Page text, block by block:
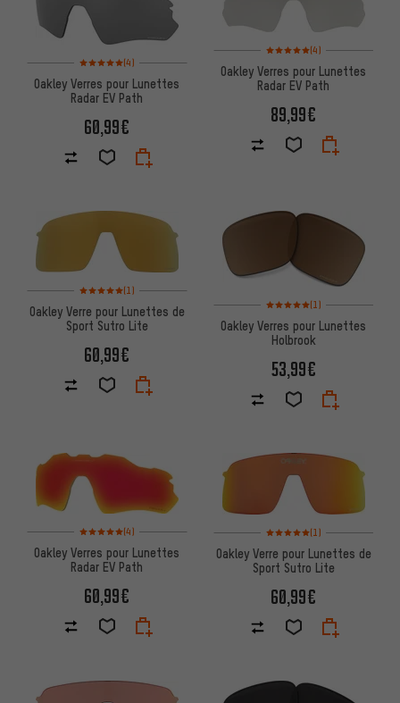
Note moyenne : 5 sur 5 d'après 4 avis
(4)
Oakley Verres pour Lunettes
Radar EV Path
60,99€
Note moyenne : 5 sur 5
(4)
Oakley Verres pour Lunettes
Radar EV Path
89,99€
Note moyenne : 5 sur 5 d'après 1 avis
(1)
Oakley Verre pour Lunettes de
Sport Sutro Lite
60,99€
Note moyenne : 5 sur 5
(1)
Oakley Verres pour Lunettes
Holbrook
53,99€
Note moyenne : 5 sur 5 d'après 4 avis
(4)
Oakley Verres pour Lunettes
Radar EV Path
60,99€
Note moyenne : 5 sur 5
(1)
Oakley Verre pour Lunettes de
Sport Sutro Lite
60,99€